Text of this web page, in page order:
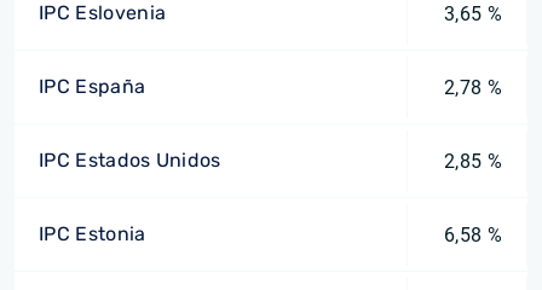
IPC Eslovenia 3,65 %
IPC España 2,78 %
IPC Estados Unidos 2,85 %
IPC Estonia 6,58 %